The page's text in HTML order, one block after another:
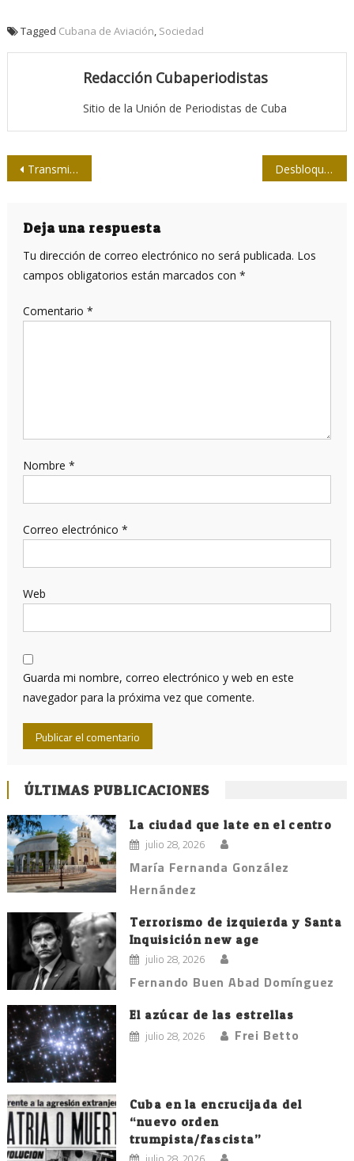
Tagged Cubana de Aviación, Sociedad
Redacción Cubaperiodistas
Sitio de la Unión de Periodistas de Cuba
Navegación
entradas
Transmite Díaz-Canel condolencias a familiares de víctimas de accidente aéreo Desbloqueado el twitter de Cubadebate
Deja una respuesta
Tu dirección de correo electrónico no será publicada. Los
campos obligatorios están marcados con *
Comentario *
Nombre *
Correo electrónico *
Web
Guarda mi nombre, correo electrónico y web en este
navegador para la próxima vez que comente.
ÚLTIMAS PUBLICACIONES
La ciudad que late en el centro
julio 28, 2026
María Fernanda González
Hernández
Terrorismo de izquierda y Santa
Inquisición new age
julio 28, 2026
Fernando Buen Abad Domínguez
El azúcar de las estrellas
julio 28, 2026 Frei Betto
Cuba en la encrucijada del
“nuevo orden
trumpista/fascista”